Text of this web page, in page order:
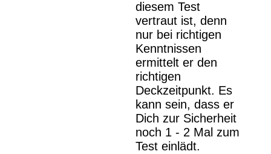
diesem Test
vertraut ist, denn
nur bei richtigen
Kenntnissen
ermittelt er den
richtigen
Deckzeitpunkt. Es
kann sein, dass er
Dich zur Sicherheit
noch 1 - 2 Mal zum
Test einlädt.